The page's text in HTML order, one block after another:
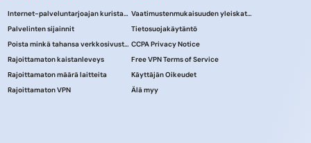
Internet-palveluntarjoajan kuristaminen
Palvelinten sijainnit
Poista minkä tahansa verkkosivuston esto
Rajoittamaton kaistanleveys
Rajoittamaton määrä laitteita
Rajoittamaton VPN
Vaatimustenmukaisuuden yleiskatsaus
Tietosuojakäytäntö
CCPA Privacy Notice
Free VPN Terms of Service
Käyttäjän Oikeudet
Älä myy